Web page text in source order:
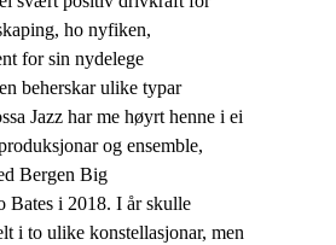
ho nyfiken,
for sin nydelege
beherskar ulike typar
Jazz har me høyrt henne i ei
og ensemble,
Bergen Big
Bates i 2018. I år skulle
i to ulike konstellasjonar, men